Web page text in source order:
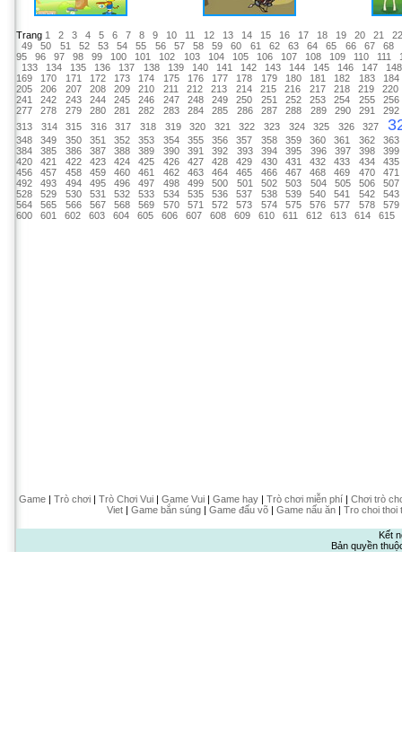
Trang 1 2 3 4 5 6 7 8 9 10 11 12 13 14 15 16 17 18 19 20 21
22
49
50 51 52 53 54 55 56 57 58 59 60 61 62 63 64 65 66 67
68
95
96 97 98 99 100 101 102 103 104 105 106 107 108 109 110 111
133
134 135 136 137 138 139 140 141 142 143 144 145 146 147
148
169
170 171 172 173 174 175 176 177 178 179 180 181 182 183
184
205
206 207 208 209 210 211 212 213 214 215 216 217 218 219
220
241
242 243 244 245 246 247 248 249 250 251 252 253 254 255
256
277
278 279 280 281 282 283 284 285 286 287 288 289 290 291
292
313
314 315 316 317 318 319 320 321 322 323 324 325 326 327
348 349 350 351 352 353 354 355 356 357 358 359 360 361 362
363
384
385 386 387 388 389 390 391 392 393 394 395 396 397 398
399
420
421 422 423 424 425 426 427 428 429 430 431 432 433 434
435
456
457 458 459 460 461 462 463 464 465 466 467 468 469 470
471
492
493 494 495 496 497 498 499 500 501 502 503 504 505 506
507
528
529 530 531 532 533 534 535 536 537 538 539 540 541 542
543
564
565 566 567 568 569 570 571 572 573 574 575 576 577 578
579
600
601 602 603 604 605 606 607 608 609 610 611 612 613 614 615
Game| Trò chơi| Trò Chơi Vui| Game Vui| Game hay| Trò chơi miễn phí| Chơi trò
Viet| Game bắn súng| Game đấu võ| Game nấu ăn| Tro choi thoi
Kết
Bản quyền